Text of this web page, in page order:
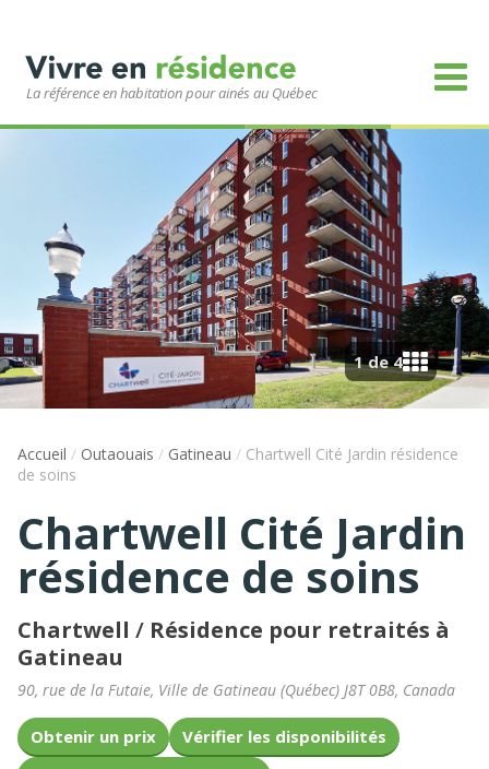
La référence en habitation pour ainés au Québec
1 de 4
Accueil / Outaouais / Gatineau / Chartwell Cité Jardin résidence
de soins
Chartwell Cité Jardin
résidence de soins
Chartwell / Résidence pour retraités à
Gatineau
90, rue de la Futaie, Ville de Gatineau (Québec) J8T 0B8, Canada
Obtenir un prix
Vérifier les disponibilités